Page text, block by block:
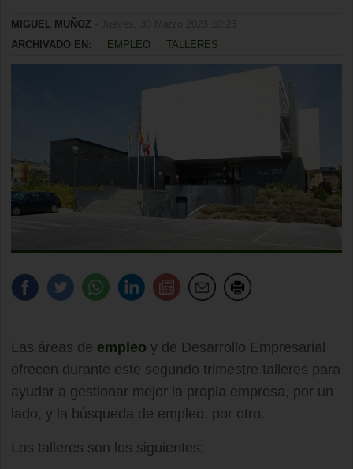
MIGUEL MUÑOZ
ARCHIVADO EN:
EMPLEO TALLERES
Las áreas de empleo y de Desarrollo Empresarial
ofrecen durante este segundo trimestre talleres para
ayudar a gestionar mejor la propia empresa, por un
lado, y la búsqueda de empleo, por otro.
Los talleres son los siguientes: